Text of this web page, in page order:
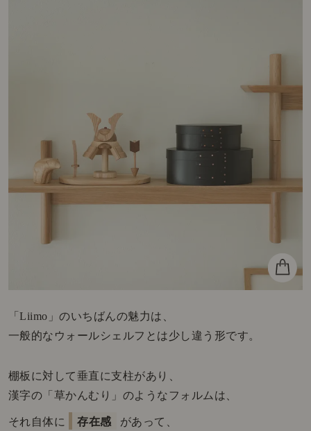
「Liimo」のいちばんの魅力は、
一般的なウォールシェルフとは少し違う形です。
棚板に対して垂直に支柱があり、
漢字の「草かんむり」のようなフォルムは、
それ自体に 存在感 があって、